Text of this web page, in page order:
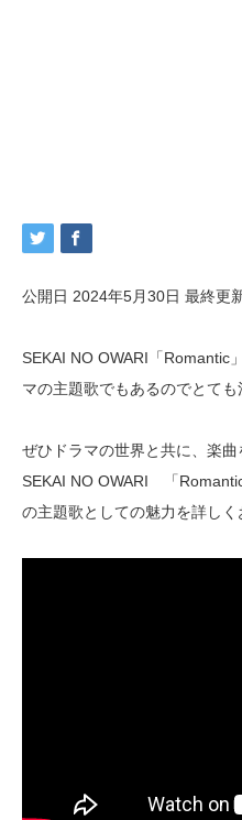
公開日 2024年5月30日 最終更
SEKAI NO OWARI「Romantic
マの主題歌でもあるのでとても
ぜひドラマの世界と共に、楽
SEKAI NO OWARI 「
の主題歌としての魅力を詳しく